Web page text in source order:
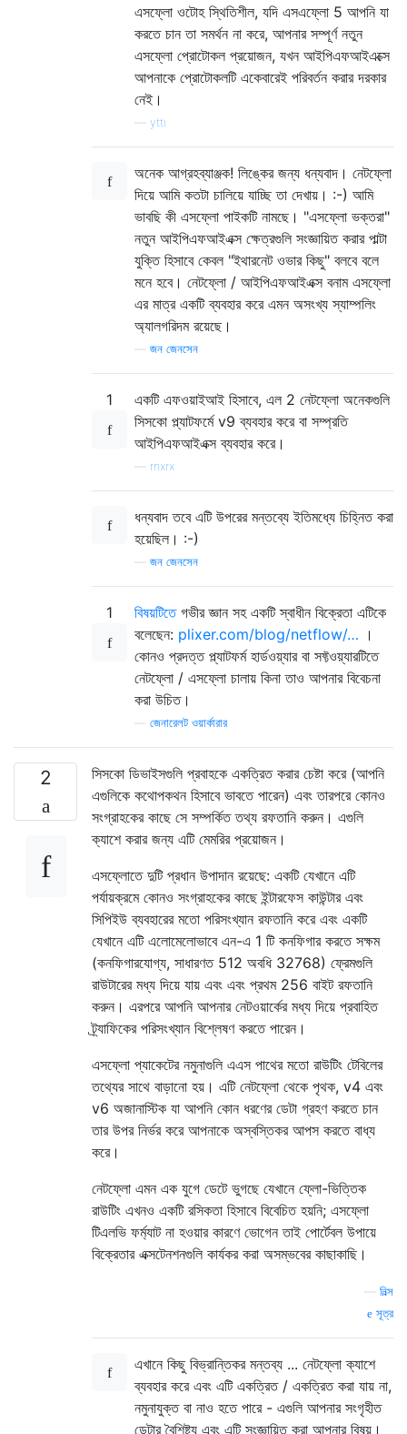
এসফ্লো ওটোহ স্থিতিশীল, যদি এসএফ্লো 5 আপনি যা
করতে চান তা সমর্থন না করে, আপনার সম্পূর্ণ নতুন
এসফ্লো প্রোটোকল প্রয়োজন, যখন আইপিএফআইএক্সে
আপনাকে প্রোটোকলটি একেবারেই পরিবর্তন করার দরকার
নেই।
ytti
অনেক আগ্রহব্যাঞ্জক! লিঙ্কের জন্য ধন্যবাদ। নেটফ্লো
দিয়ে আমি কতটা চালিয়ে যাচ্ছি তা দেখায়। :-) আমি
ভাবছি কী এসফ্লো পাইকটি নামছে। "এসফ্লো ভক্তরা"
নতুন আইপিএফআইএক্স ক্ষেত্রগুলি সংজ্ঞায়িত করার পাল্টা
যুক্তি হিসাবে কেবল "ইথারনেট ওভার কিছু" বলবে বলে
মনে হবে। নেটফ্লো / আইপিএফআইএক্স বনাম এসফ্লো
এর মাত্র একটি ব্যবহার করে এমন অসংখ্য স্যাম্পলিং
অ্যালগরিদম রয়েছে।
জন জেনসেন
1
একটি এফওয়াইআই হিসাবে, এল 2 নেটফ্লো অনেকগুলি
সিসকো প্ল্যাটফর্মে v9 ব্যবহার করে বা সম্প্রতি
আইপিএফআইএক্স ব্যবহার করে।
rnxrx
ধন্যবাদ তবে এটি উপরের মন্তব্যে ইতিমধ্যে চিহ্নিত করা
হয়েছিল। :-)
জন জেনসেন
1 বিষয়টিতেগভীর জ্ঞান সহ একটি স্বাধীন বিক্রেতা এটিকে
বলেছেন: plixer.com/blog/netflow/… ।
কোনও প্রদত্ত প্ল্যাটফর্ম হার্ডওয়্যার বা সফ্টওয়্যারটিতে
নেটফ্লো / এসফ্লো চালায় কিনা তাও আপনার বিবেচনা
করা উচিত।
জেনারেলট ওয়ার্কারার
2
সিসকো ডিভাইসগুলি প্রবাহকে একত্রিত করার চেষ্টা করে (আপনি
এগুলিকে কথোপকথন হিসাবে ভাবতে পারেন) এবং তারপরে কোনও
সংগ্রাহকের কাছে সে সম্পর্কিত তথ্য রফতানি করুন। এগুলি
ক্যাশে করার জন্য এটি মেমরির প্রয়োজন।
এসফ্লোতে দুটি প্রধান উপাদান রয়েছে: একটি যেখানে এটি
পর্যায়ক্রমে কোনও সংগ্রাহকের কাছে ইন্টারফেস কাউন্টার এবং
সিপিইউ ব্যবহারের মতো পরিসংখ্যান রফতানি করে এবং একটি
যেখানে এটি এলোমেলোভাবে এন-এ 1 টি কনফিগার করতে সক্ষম
(কনফিগারযোগ্য, সাধারণত 512 অবধি 32768) ফ্রেমগুলি
রাউটারের মধ্য দিয়ে যায় এবং এবং প্রথম 256 বাইট রফতানি
করুন। এরপরে আপনি আপনার নেটওয়ার্কের মধ্য দিয়ে প্রবাহিত
ট্র্যাফিকের পরিসংখ্যান বিশ্লেষণ করতে পারেন।
এসফ্লো প্যাকেটের নমুনাগুলি এএস পাথের মতো রাউটিং টেবিলের
তথ্যের সাথে বাড়ানো হয়। এটি নেটফ্লো থেকে পৃথক, v4 এবং
v6 অজানাস্টিক যা আপনি কোন ধরণের ডেটা গ্রহণ করতে চান
তার উপর নির্ভর করে আপনাকে অস্বস্তিকর আপস করতে বাধ্য
করে।
নেটফ্লো এমন এক যুগে ডেটে ভুগছে যেখানে ফ্লো-ভিত্তিক
রাউটিং এখনও একটি রসিকতা হিসাবে বিবেচিত হয়নি; এসফ্লো
টিএলভি ফর্ম্যাট না হওয়ার কারণে ভোগেন তাই পোর্টেবল উপায়ে
বিক্রেতার এক্সটেনশনগুলি কার্যকর করা অসম্ভবের কাছাকাছি।
নিল্স
সূত্র
এখানে কিছু বিভ্রান্তিকর মন্তব্য ... নেটফ্লো ক্যাশে
ব্যবহার করে এবং এটি একত্রিত / একত্রিত করা যায় না,
নমুনাযুক্ত বা নাও হতে পারে - এগুলি আপনার সংগৃহীত
ডেটার বৈশিষ্ট্য এবং এটি সংজ্ঞায়িত করা আপনার বিষয়।